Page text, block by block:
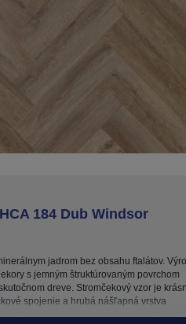
184 Dub Windsor
jadrom bez obsahu ftalátov.
s jemným štruktúrovaným povrchom
dreve. Stromčekový vzor je
spojenie a hrubá nášľapná vrstva